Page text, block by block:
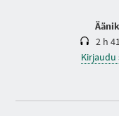
2 h
Kirjaudu